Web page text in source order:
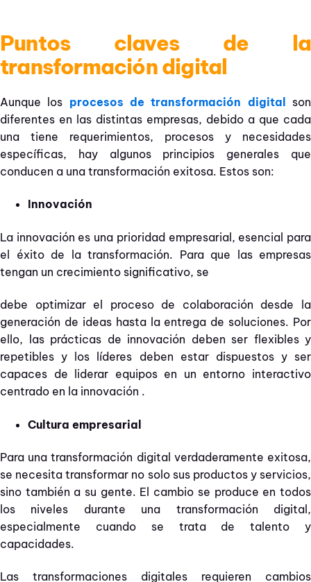
Puntos claves de la
transformación digital
Aunque los procesos de transformación digital
son
diferentes en las distintas empresas, debido a que cada
una tiene requerimientos, procesos y necesidades
específicas, hay algunos principios generales que
conducen a una transformación exitosa. Estos son:
Innovación
La innovación es una prioridad empresarial, esencial para
el éxito de la transformación. Para que las empresas
tengan un crecimiento significativo, se
debe optimizar el proceso de colaboración desde la
generación de ideas hasta la entrega de soluciones. Por
ello, las prácticas de innovación deben ser flexibles y
repetibles y los líderes deben estar dispuestos y ser
capaces de liderar equipos en un entorno interactivo
centrado en la innovación .
Cultura empresarial
Para una transformación digital verdaderamente exitosa,
se necesita transformar no solo sus productos y servicios,
sino también a su gente. El cambio se produce en todos
los niveles durante una transformación digital,
especialmente cuando se trata de talento y
capacidades.
Las transformaciones digitales requieren cambios